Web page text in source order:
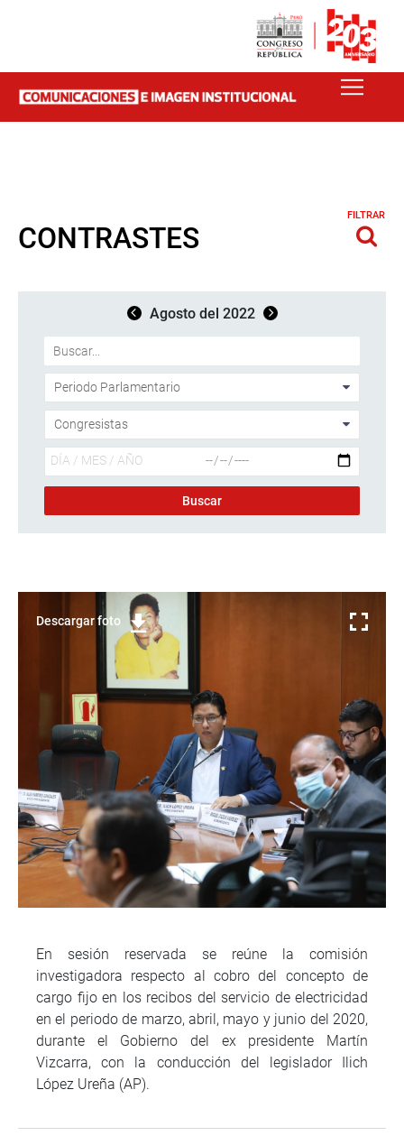
CONTRASTES
FILTRAR
Agosto del 2022
Descargar foto
En sesión reservada se reúne la comisión
investigadora respecto al cobro del concepto de
cargo fijo en los recibos del servicio de electricidad
en el periodo de marzo, abril, mayo y junio del 2020,
durante el Gobierno del ex presidente Martín
Vizcarra, con la conducción del legislador Ilich
López Ureña (AP).